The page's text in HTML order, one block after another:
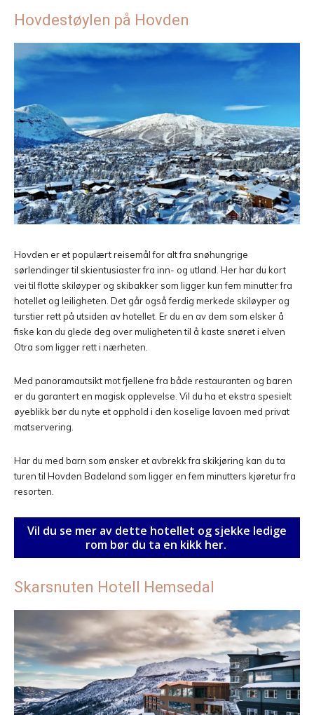
Hovdestøylen på Hovden
Hovden er et populært reisemål for alt fra snøhungrige
sørlendinger til skientusiaster fra inn- og utland. Her har du kort
vei til flotte skiløyper og skibakker som ligger kun fem minutter fra
hotellet og leiligheten. Det går også ferdig merkede skiløyper og
turstier rett på utsiden av hotellet. Er du en av dem som elsker å
fiske kan du glede deg over muligheten til å kaste snøret i elven
Otra som ligger rett i nærheten.
Med panoramautsikt mot fjellene fra både restauranten og baren
er du garantert en magisk opplevelse. Vil du ha et ekstra spesielt
øyeblikk bør du nyte et opphold i den koselige lavoen med privat
matservering.
Har du med barn som ønsker et avbrekk fra skikjøring kan du ta
turen til Hovden Badeland som ligger en fem minutters kjøretur fra
resorten.
Vil du se mer av dette hotellet og sjekke ledige
rom bør du ta en kikk her.
Skarsnuten Hotell Hemsedal